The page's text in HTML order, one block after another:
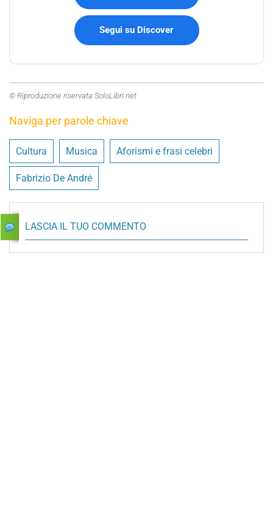
Segui su Discover
© Riproduzione riservata SoloLibri.net
Naviga per parole chiave
Cultura Musica Aforismi e frasi celebri
Fabrizio De André
LASCIA IL TUO COMMENTO